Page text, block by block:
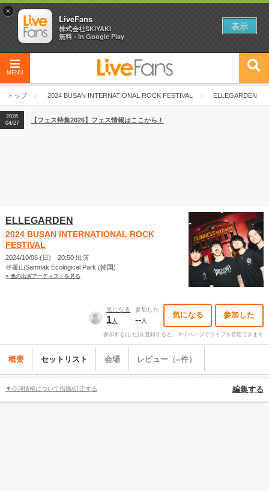
MENU
トップ 2024 BUSAN INTERNATIONAL ROCK FESTIVAL ELLEGARDEN
2026
04/27
2026
【ライブ動員ランキング】2026年上半期編発表！
2026
04/27
【フェス特集2026】フェス情報はここから！
ELLEGARDEN
2024 BUSAN INTERNATIONAL ROCK
FESTIVAL
2024/10/06 (日) 20:50 出演
＠釜山Samnak Ecological Park (韓国)
» 他の出演アーティストを見る
気になる
1人
参加した
--人
気になる 参加した
参加する(した)を登録すると、マイページでライブを管理できます
概要 セットリスト 会場 レビュー（--件）
▼公演情報について指摘/訂正する 編集する
×
LiveFans
株式会社SKIYAKI
無料 - In Google Play
表示